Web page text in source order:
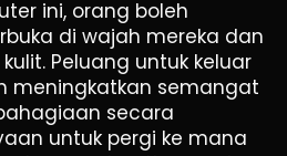
ini, orang boleh
di wajah mereka dan
Peluang untuk keluar
meningkatkan semangat
secara
untuk pergi ke mana